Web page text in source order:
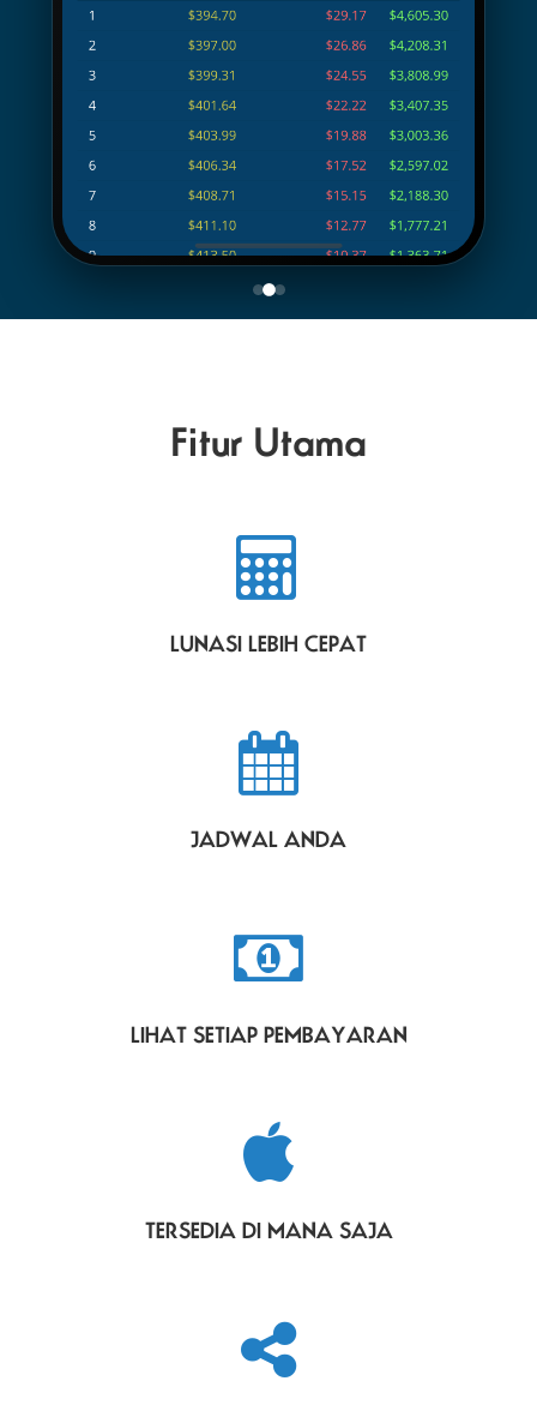
Fitur Utama
LUNASI LEBIH CEPAT
JADWAL ANDA
LIHAT SETIAP PEMBAYARAN
TERSEDIA DI MANA SAJA